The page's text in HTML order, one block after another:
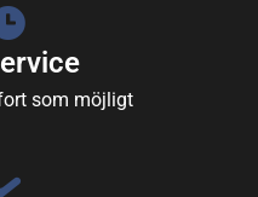
som möjligt